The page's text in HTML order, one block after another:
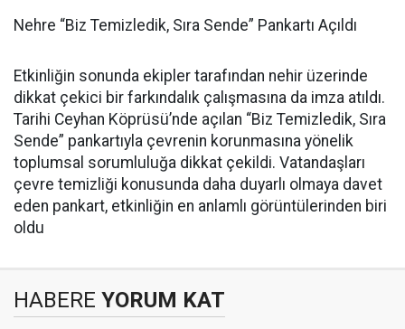
Nehre “Biz Temizledik, Sıra Sende” Pankartı Açıldı
Etkinliğin sonunda ekipler tarafından nehir üzerinde
dikkat çekici bir farkındalık çalışmasına da imza atıldı.
Tarihi Ceyhan Köprüsü’nde açılan “Biz Temizledik, Sıra
Sende” pankartıyla çevrenin korunmasına yönelik
toplumsal sorumluluğa dikkat çekildi. Vatandaşları
çevre temizliği konusunda daha duyarlı olmaya davet
eden pankart, etkinliğin en anlamlı görüntülerinden biri
oldu
HABERE YORUM KAT